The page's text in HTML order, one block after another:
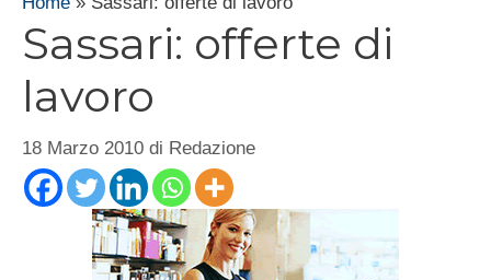
Sassari: offerte di
lavoro
18 Marzo 2010 di Redazione